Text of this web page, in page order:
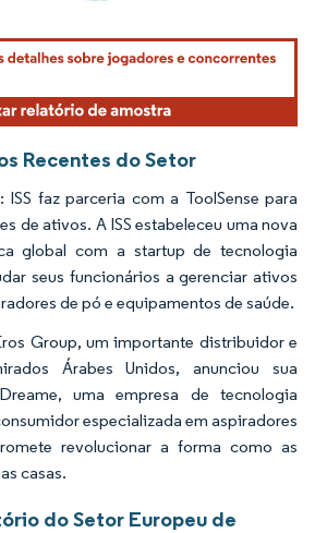
O reuso requer atribuição conforme CC BY 4.0.
Recentes do Setor
ISS faz parceria com a ToolSense para
de ativos. A ISS estabeleceu uma nova
global com a startup de tecnologia
seus funcionários a gerenciar ativos
de pó e equipamentos de saúde.
Group, um importante distribuidor e
Árabes Unidos, anunciou sua
uma empresa de tecnologia
especializada em aspiradores
revolucionar a forma como as
casas.
do Setor Europeu de